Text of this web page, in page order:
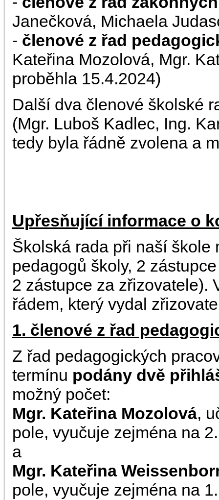
Janečková, Michaela
- členové z řad
Kateřina Mozolová, Mgr.
proběhla 15.4.2024)
Další dva členové školské
(Mgr. Luboš Kadlec, Ing.
tedy byla řádně zvolena a
Upřesňující informace o
Školská rada při naší škole
pedagogů školy, 2
2 zástupce za zřizovatele).
řádem, který vydal
1. členové z řad
Z řad pedagogických
termínu podány dvě
možný počet:
Mgr. Kateřina Mozolová,
pole, vyučuje zejména na
a
Mgr. Kateřina
pole, vyučuje zejména na